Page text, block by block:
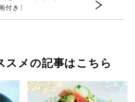
付き〕
スメの記事はこちら